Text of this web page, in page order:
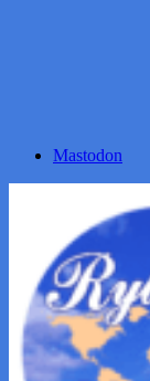
Mastodon